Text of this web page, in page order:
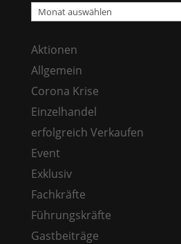
BLOG
Archiv
Kategorien
Aktionen
Allgemein
Corona Krise
Einzelhandel
erfolgreich Verkaufen
Event
Exklusiv
Fachkräfte
Führungskräfte
Gastbeiträge